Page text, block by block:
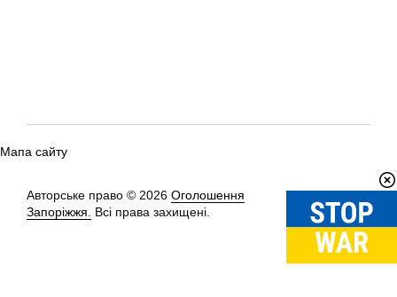
Мапа сайту
Авторське право © 2026 Оголошення
Запоріжжя.
Всі права захищені.
Вгору↑